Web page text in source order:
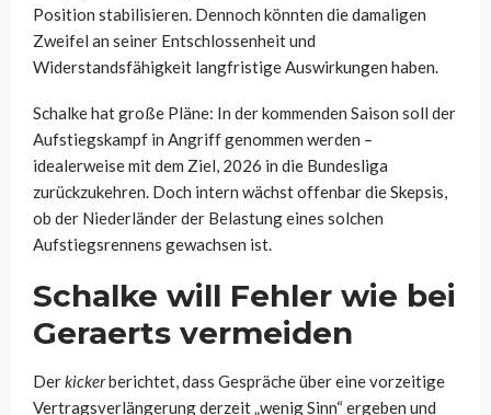
Position stabilisieren. Dennoch könnten die damaligen
Zweifel an seiner Entschlossenheit und
Widerstandsfähigkeit langfristige Auswirkungen haben.
Schalke hat große Pläne: In der kommenden Saison soll der
Aufstiegskampf in Angriff genommen werden –
idealerweise mit dem Ziel, 2026 in die Bundesliga
zurückzukehren. Doch intern wächst offenbar die Skepsis,
ob der Niederländer der Belastung eines solchen
Aufstiegsrennens gewachsen ist.
Schalke will Fehler wie bei
Geraerts vermeiden
Derkickerberichtet, dass Gespräche über eine vorzeitige
Vertragsverlängerung derzeit „wenig Sinn“ ergeben und